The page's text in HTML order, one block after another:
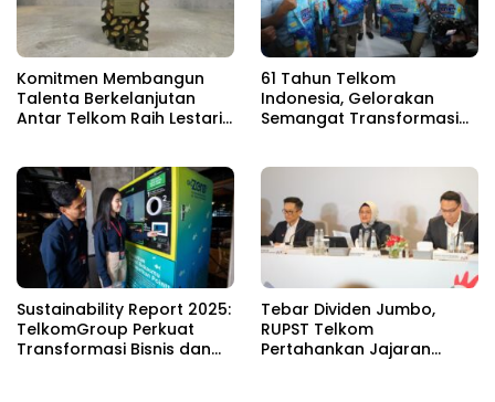
Komitmen Membangun
Talenta Berkelanjutan
Antar Telkom Raih Lestari
61 Tahun Telkom
Indonesia, Gelorakan
Semangat Transformasi
Sustainability Report 2025:
TelkomGroup Perkuat
Transformasi Bisnis dan
Tebar Dividen Jumbo,
RUPST Telkom
Pertahankan Jajaran